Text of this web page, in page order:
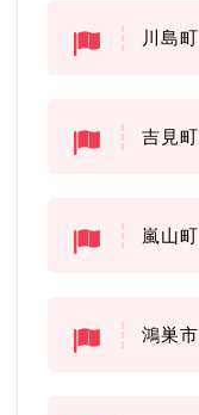
川島町
吉見町
嵐山町
鴻巣市